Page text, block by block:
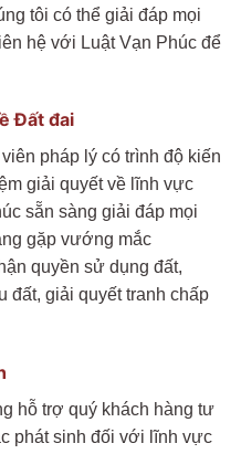
tôi có thể giải đáp mọi
hệ với Luật Vạn Phúc để
Đất đai
pháp lý có trình độ kiến
giải quyết về lĩnh vực
sẵn sàng giải đáp mọi
gặp vướng mắc
quyền sử dụng đất,
giải quyết tranh chấp
hỗ trợ quý khách hàng tư
phát sinh đối với lĩnh vực